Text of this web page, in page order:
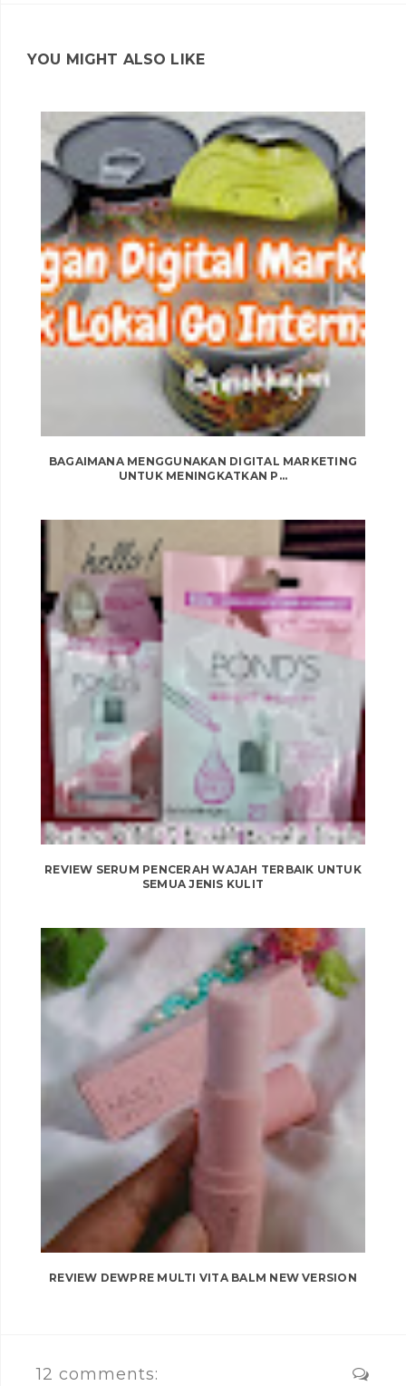
YOU MIGHT ALSO LIKE
BAGAIMANA MENGGUNAKAN DIGITAL MARKETING
UNTUK MENINGKATKAN P...
REVIEW SERUM PENCERAH WAJAH TERBAIK UNTUK
SEMUA JENIS KULIT
REVIEW DEWPRE MULTI VITA BALM NEW VERSION
12 comments: